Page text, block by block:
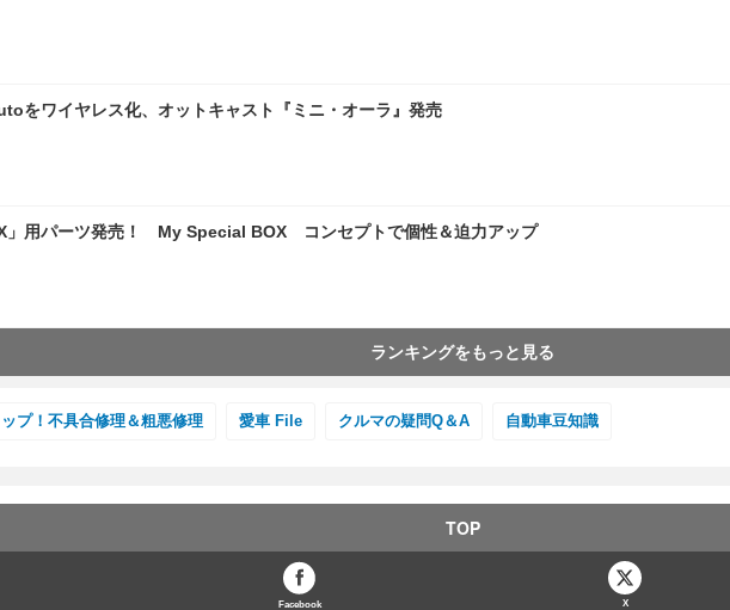
をワイヤレス化、オットキャスト『ミニ・オーラ』発売
」用パーツ発売！ My Special BOX コンセプトで個性＆迫力アップ
ランキングをもっと見る
ップ！不具合修理＆粗悪修理 愛車 File クルマの疑問Q＆A 自動車豆知識
TOP
Facebook X